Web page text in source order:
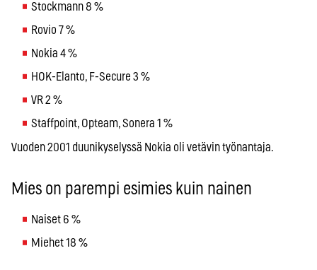
Stockmann 8 %
Rovio 7 %
Nokia 4 %
HOK-Elanto, F-Secure 3 %
VR 2 %
Staffpoint, Opteam, Sonera 1 %
Vuoden 2001 duunikyselyssä Nokia oli vetävin työnantaja.
Mies on parempi esimies kuin nainen
Naiset 6 %
Miehet 18 %